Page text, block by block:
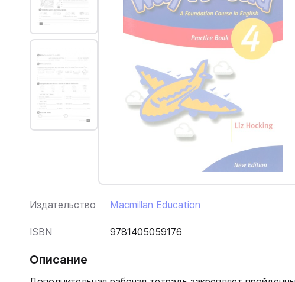
Издательство Macmillan Education
ISBN 9781405059176
Описание